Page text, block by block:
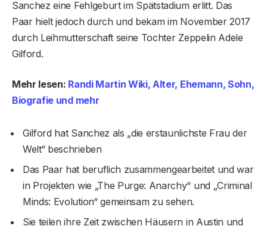
Sanchez eine Fehlgeburt im Spätstadium erlitt. Das
Paar hielt jedoch durch und bekam im November 2017
durch Leihmutterschaft seine Tochter Zeppelin Adele
Gilford.
Mehr lesen: Randi Martin Wiki, Alter, Ehemann, Sohn,
Biografie und mehr
Gilford hat Sanchez als „die erstaunlichste Frau der
Welt“ beschrieben
Das Paar hat beruflich zusammengearbeitet und war
in Projekten wie „The Purge: Anarchy“ und „Criminal
Minds: Evolution“ gemeinsam zu sehen.
Sie teilen ihre Zeit zwischen Häusern in Austin und